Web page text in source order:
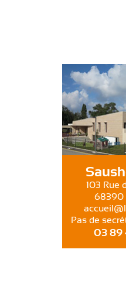
103 Rue
68390
Pas de
03 89